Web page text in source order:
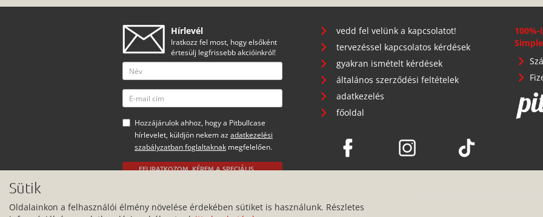
Hírlevél
Iratkozz fel most, hogy elsőként
értesülj legfrissebb akcióinkról!
Hozzájárulok ahhoz, hogy a Pitbullcase
hírlevelet, küldjön nekem az adatkezelési
szabályzatban foglaltaknak megfelelően.
FELIRATKOZOM, KÉREM A SPECIÁLIS
Minden jog fenntartva.
vedd fel velünk a kapcsolatot!
tervezéssel kapcsolatos kérdések
gyakran ismételt kérdések
általános szerződési feltételek
adatkezelés
főoldal
Sütik
Oldalainkon a felhasználói élmény növelése érdekében sütiket is használunk. Részletes